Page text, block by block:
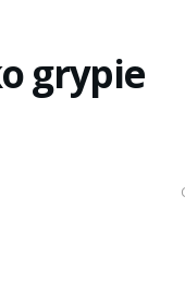
grypie